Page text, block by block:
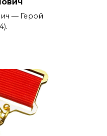
— Герой